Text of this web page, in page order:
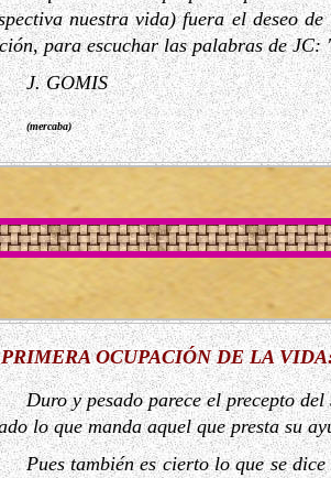
nuestra vida) fuera el deseo
para escuchar las palabras de JC:
J. GOMIS
(mercaba)
OCUPACIÓN DE LA
Duro y pesado parece el precepto
lo que manda aquel que presta su
Pues también es cierto lo que se